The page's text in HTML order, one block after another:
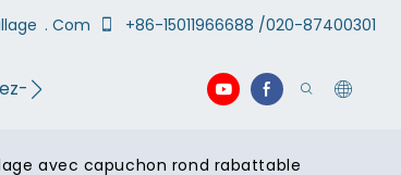
. Com +86-15011966688 /020-87400301
nous
avec capuchon rond rabattable